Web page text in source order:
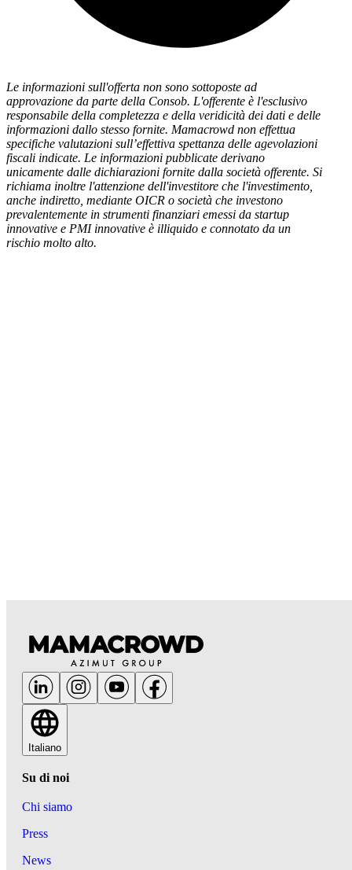
Le informazioni sull'offerta non sono sottoposte ad
approvazione da parte della Consob. L'offerente è l'esclusivo
responsabile della completezza e della veridicità dei dati e delle
informazioni dallo stesso fornite. Mamacrowd non effettua
specifiche valutazioni sull’effettiva spettanza delle agevolazioni
fiscali indicate. Le informazioni pubblicate derivano
unicamente dalle dichiarazioni fornite dalla società offerente. Si
richiama inoltre l'attenzione dell'investitore che l'investimento,
anche indiretto, mediante OICR o società che investono
prevalentemente in strumenti finanziari emessi da startup
innovative e PMI innovative è illiquido e connotato da un
rischio molto alto.
Italiano
Su di noi
Chi siamo
Press
News